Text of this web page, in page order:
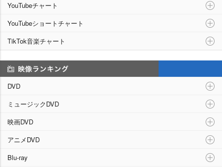
YouTubeチャート
YouTubeショートチャート
TikTok音楽チャート
DVD
ミュージックDVD
映画DVD
アニメDVD
Blu-ray